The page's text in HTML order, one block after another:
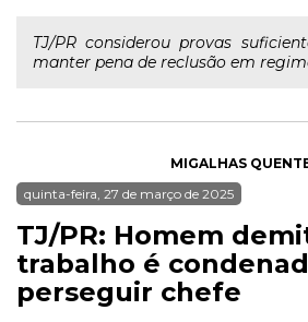
TJ/PR considerou provas
manter pena de reclusão em
MIGALHAS
quinta-feira, 27 de março de 2025
TJ/PR: Homem
trabalho é
perseguir chefe